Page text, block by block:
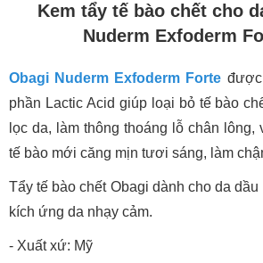
Kem tẩy tế bào chết cho
Nuderm Exfoderm
Obagi Nuderm Exfoderm Forte
phần Lactic Acid giúp loại bỏ tế bào
lọc da, làm thông thoáng lỗ chân lông,
tế bào mới căng mịn tươi sáng, làm
Tẩy tế bào chết Obagi dành cho da
kích ứng da nhạy cảm.
- Xuất xứ: Mỹ